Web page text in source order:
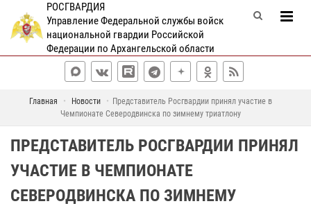
РОСГВАРДИЯ
Управление Федеральной службы войск
национальной гвардии Российской
Федерации по Архангельской области
Главная Новости
Представитель Росгвардии принял участие в
Чемпионате Северодвинска по зимнему триатлону
ПРЕДСТАВИТЕЛЬ РОСГВАРДИИ ПРИНЯЛ
УЧАСТИЕ В ЧЕМПИОНАТЕ
СЕВЕРОДВИНСКА ПО ЗИМНЕМУ